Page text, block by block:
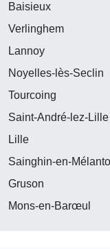
Baisieux
Verlinghem
Lannoy
Noyelles-lès-Seclin
Tourcoing
Saint-André-lez-Lille
Lille
Sainghin-en-
Gruson
Mons-en-Barœul